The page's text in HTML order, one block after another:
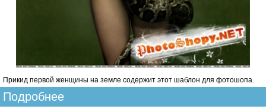
Прикид первой женщины на земле содержит этот шаблон для фотошопа.
Подробнее